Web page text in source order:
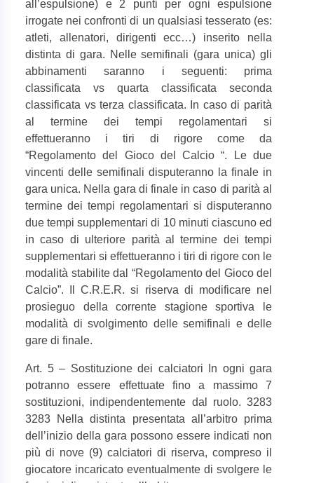
all’espulsione) e 2 punti per ogni espulsione
irrogate nei confronti di un qualsiasi tesserato (es:
atleti, allenatori, dirigenti ecc…) inserito nella
distinta di gara. Nelle semifinali (gara unica) gli
abbinamenti saranno i seguenti: prima
classificata vs quarta classificata seconda
classificata vs terza classificata. In caso di parità
al termine dei tempi regolamentari si
effettueranno i tiri di rigore come da
“Regolamento del Gioco del Calcio “. Le due
vincenti delle semifinali disputeranno la finale in
gara unica. Nella gara di finale in caso di parità al
termine dei tempi regolamentari si disputeranno
due tempi supplementari di 10 minuti ciascuno ed
in caso di ulteriore parità al termine dei tempi
supplementari si effettueranno i tiri di rigore con le
modalità stabilite dal “Regolamento del Gioco del
Calcio”. Il C.R.E.R. si riserva di modificare nel
prosieguo della corrente stagione sportiva le
modalità di svolgimento delle semifinali e delle
gare di finale.
Art. 5 – Sostituzione dei calciatori In ogni gara
potranno essere effettuate fino a massimo 7
sostituzioni, indipendentemente dal ruolo. 3283
3283 Nella distinta presentata all’arbitro prima
dell’inizio della gara possono essere indicati non
più di nove (9) calciatori di riserva, compreso il
giocatore incaricato eventualmente di svolgere le